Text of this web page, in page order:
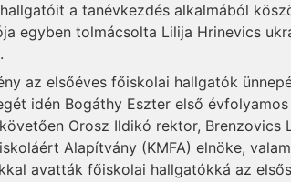
a tanévkezdés alkalmából
egyben tolmácsolta Lilija Hrinevics
az elsőéves főiskolai hallgatók
idén Bogáthy Eszter első
Orosz Ildikó rektor, Brenzovics
Alapítvány (KMFA) elnöke,
avatták főiskolai hallgatókká az